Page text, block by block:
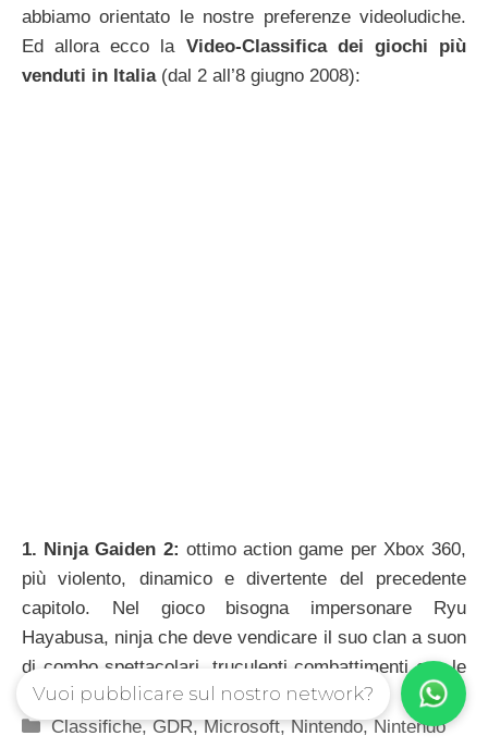
abbiamo orientato le nostre preferenze videoludiche.
Ed allora ecco la Video-Classifica dei giochi più
venduti in Italia(dal 2 all’8 giugno 2008):
1. Ninja Gaiden 2: ottimo action game per Xbox 360,
più violento, dinamico e divertente del precedente
capitolo. Nel gioco bisogna impersonare Ryu
Hayabusa, ninja che deve vendicare il suo clan a suon
di combo spettacolari, truculenti combattimenti con le
spade, e tanto, tantissimo altro.
Categorie
Classifiche,GDR,Microsoft,Nintendo,Nintendo
Vuoi pubblicare sul nostro network?